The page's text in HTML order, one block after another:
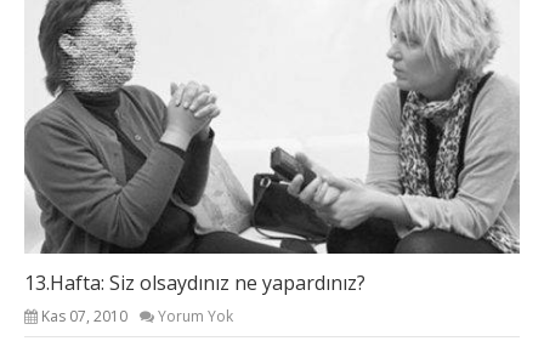
13.Hafta: Siz olsaydınız ne yapardınız?
Kas 07, 2010 Yorum Yok